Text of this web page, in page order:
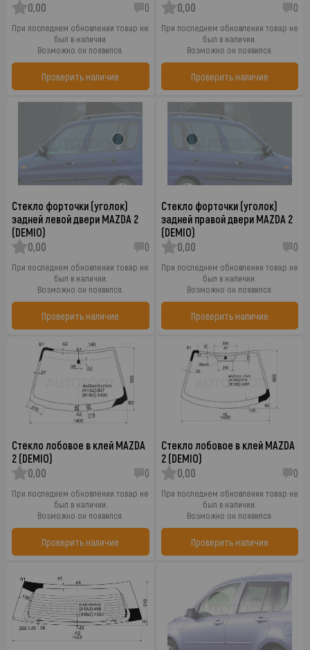
0,00 0
При последнем обновлении товар не
был в наличии.
Возможно он появился.
Проверить наличие
0,00
0
При последнем обновлении товар не
был в наличии.
Возможно он появился.
Проверить наличие
Стекло форточки (уголок)
задней левой двери MAZDA 2
(DEMIO)
0,00
0
При последнем обновлении товар не
был в наличии.
Возможно он появился.
Проверить наличие
Стекло форточки (уголок)
задней правой двери MAZDA 2
(DEMIO)
0,00
0
При последнем обновлении товар не
был в наличии.
Возможно он появился.
Проверить наличие
Стекло лобовое в клей MAZDA
2 (DEMIO)
0,00
0
При последнем обновлении товар не
был в наличии.
Возможно он появился.
Проверить наличие
Стекло лобовое в клей MAZDA
2 (DEMIO)
0,00
0
При последнем обновлении товар не
был в наличии.
Возможно он появился.
Проверить наличие